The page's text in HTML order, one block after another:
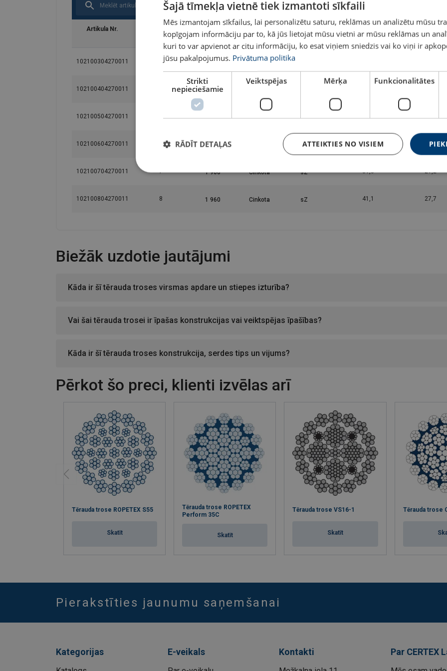
Filter
Artikula Nr.
mm
Stiepes izturība
N/mm²
Pārklājums Troses tinums
Min. trūkšanas slodze
kN
Metāla
102100304270011
102100404270011
102100504270011 16,1 10,8
102100604270011 23,1 15,6
102100704270011 7 31,5 21,2
102100804270011 8 41,1 27,7
Biežāk uzdotie jautājumi
Kāda ir šī tērauda troses virsmas apdare un stiepes izturība?
Vai šai tērauda trosei ir īpašas konstrukcijas vai veiktspējas īpašības?
Kāda ir šī tērauda troses konstrukcija, serdes tips un vijums?
Pērkot šo preci, klienti izvēlas arī
Tērauda trose ROPETEX S55
Skatīt
Tērauda trose ROPETEX
Perform 35C
Skatīt
Tērauda trose VS16-1
Skatīt
Tērauda trose
Pierakstīties jaunumu saņemšanai
Kategorijas E-veikals Kontakti Par CERTEX
Šajā tīmekļa vietnē tiek izmantoti sīkfaili
Mēs izmantojam sīkfailus, lai personalizētu saturu, reklāmas un analizētu mūsu
kopīgojam informāciju par to, kā jūs lietojat mūsu vietni ar mūsu reklāmas un
kuri to var apvienot ar citu informāciju, ko esat viņiem sniedzis vai ko viņi ir
jūsu pakalpojumus. Privātuma politika
Strikti
nepieciešamie
Veiktspējas Mērķa Funkcionalitātes
ATTEIKTIES NO VISIEM
RĀDĪT DETAĻAS